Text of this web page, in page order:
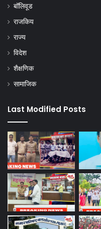
बॉलिवूड
राजकिय
राज्य
विदेश
शैक्षणिक
सामाजिक
Last Modified Posts